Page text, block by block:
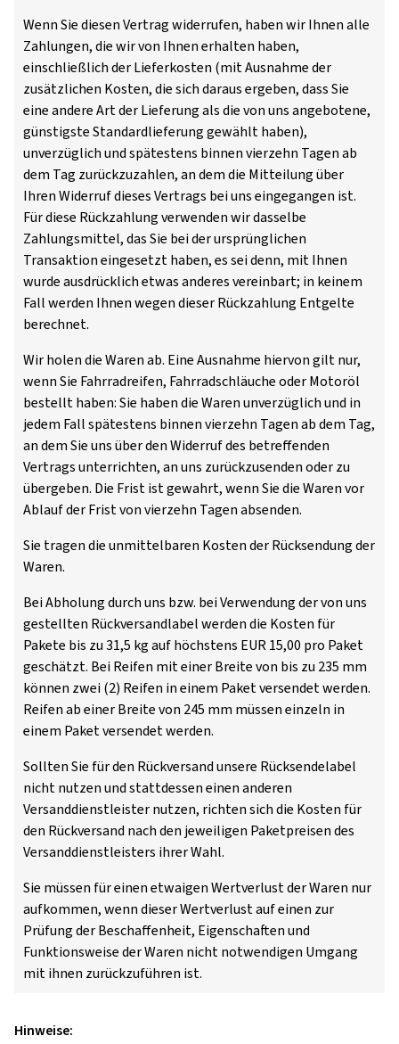
Wenn Sie diesen Vertrag widerrufen, haben wir Ihnen alle
Zahlungen, die wir von Ihnen erhalten haben,
einschließlich der Lieferkosten (mit Ausnahme der
zusätzlichen Kosten, die sich daraus ergeben, dass Sie
eine andere Art der Lieferung als die von uns angebotene,
günstigste Standardlieferung gewählt haben),
unverzüglich und spätestens binnen vierzehn Tagen ab
dem Tag zurückzuzahlen, an dem die Mitteilung über
Ihren Widerruf dieses Vertrags bei uns eingegangen ist.
Für diese Rückzahlung verwenden wir dasselbe
Zahlungsmittel, das Sie bei der ursprünglichen
Transaktion eingesetzt haben, es sei denn, mit Ihnen
wurde ausdrücklich etwas anderes vereinbart; in keinem
Fall werden Ihnen wegen dieser Rückzahlung Entgelte
berechnet.
Wir holen die Waren ab. Eine Ausnahme hiervon gilt nur,
wenn Sie Fahrradreifen, Fahrradschläuche oder Motoröl
bestellt haben: Sie haben die Waren unverzüglich und in
jedem Fall spätestens binnen vierzehn Tagen ab dem Tag,
an dem Sie uns über den Widerruf des betreffenden
Vertrags unterrichten, an uns zurückzusenden oder zu
übergeben. Die Frist ist gewahrt, wenn Sie die Waren vor
Ablauf der Frist von vierzehn Tagen absenden.
Sie tragen die unmittelbaren Kosten der Rücksendung der
Waren.
Bei Abholung durch uns bzw. bei Verwendung der von uns
gestellten Rückversandlabel werden die Kosten für
Pakete bis zu 31,5 kg auf höchstens EUR 15,00 pro Paket
geschätzt. Bei Reifen mit einer Breite von bis zu 235 mm
können zwei (2) Reifen in einem Paket versendet werden.
Reifen ab einer Breite von 245 mm müssen einzeln in
einem Paket versendet werden.
Sollten Sie für den Rückversand unsere Rücksendelabel
nicht nutzen und stattdessen einen anderen
Versanddienstleister nutzen, richten sich die Kosten für
den Rückversand nach den jeweiligen Paketpreisen des
Versanddienstleisters ihrer Wahl.
Sie müssen für einen etwaigen Wertverlust der Waren nur
aufkommen, wenn dieser Wertverlust auf einen zur
Prüfung der Beschaffenheit, Eigenschaften und
Funktionsweise der Waren nicht notwendigen Umgang
mit ihnen zurückzuführen ist.
Hinweise: